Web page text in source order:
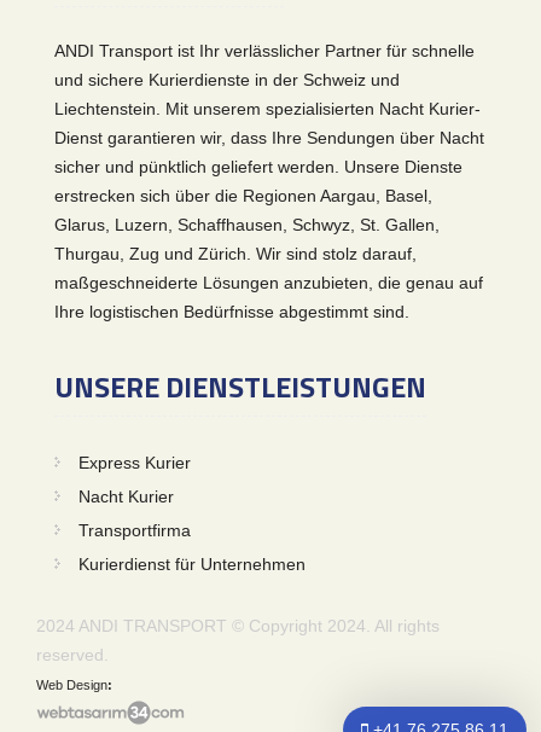
ANDI Transport ist Ihr verlässlicher Partner für schnelle
und sichere Kurierdienste in der Schweiz und
Liechtenstein. Mit unserem spezialisierten Nacht Kurier-
Dienst garantieren wir, dass Ihre Sendungen über Nacht
sicher und pünktlich geliefert werden. Unsere Dienste
erstrecken sich über die Regionen Aargau, Basel,
Glarus, Luzern, Schaffhausen, Schwyz, St. Gallen,
Thurgau, Zug und Zürich. Wir sind stolz darauf,
maßgeschneiderte Lösungen anzubieten, die genau auf
Ihre logistischen Bedürfnisse abgestimmt sind.
UNSERE DIENSTLEISTUNGEN
Express Kurier
Nacht Kurier
Transportfirma
Kurierdienst für Unternehmen
2024 ANDI TRANSPORT © Copyright 2024. All rights
reserved.
Web Design